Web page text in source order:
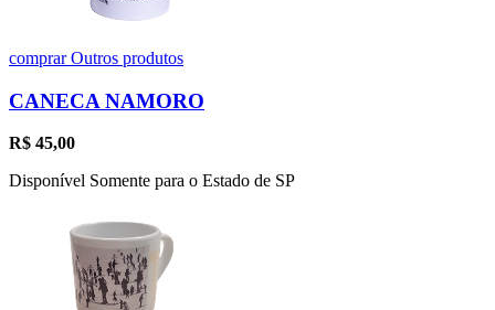
comprarOutros produtos
CANECA NAMORO
R$ 45,00
Disponível Somente para o Estado de SP